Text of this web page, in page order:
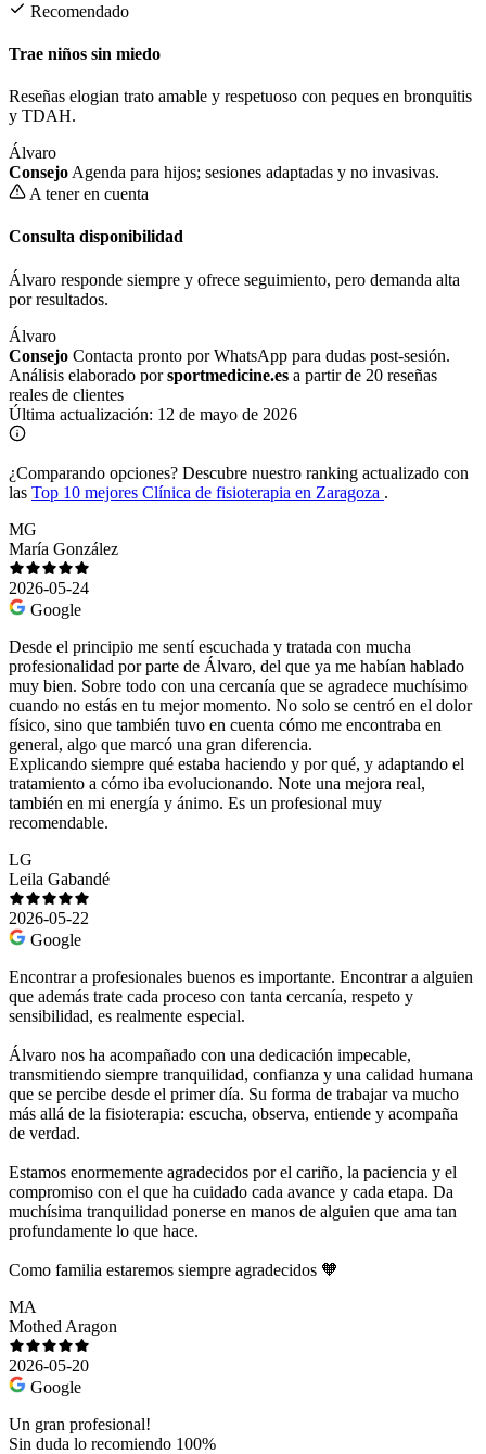
Recomendado
Trae niños sin miedo
Reseñas elogian trato amable y respetuoso con peques en bronquitis
y TDAH.
Álvaro
Consejo Agenda para hijos; sesiones adaptadas y no invasivas.
A tener en cuenta
Consulta disponibilidad
Álvaro responde siempre y ofrece seguimiento, pero demanda alta
por resultados.
Álvaro
Consejo Contacta pronto por WhatsApp para dudas post-sesión.
Análisis elaborado porsportmedicine.es a partir de 20 reseñas
reales de clientes
Última actualización: 12 de mayo de 2026
¿Comparando opciones? Descubre nuestro ranking actualizado con
las Top 10 mejores Clínica de fisioterapia en Zaragoza .
MG
María González
2026-05-24
Google
Desde el principio me sentí escuchada y tratada con mucha
profesionalidad por parte de Álvaro, del que ya me habían hablado
muy bien. Sobre todo con una cercanía que se agradece muchísimo
cuando no estás en tu mejor momento. No solo se centró en el dolor
físico, sino que también tuvo en cuenta cómo me encontraba en
general, algo que marcó una gran diferencia.
Explicando siempre qué estaba haciendo y por qué, y adaptando el
tratamiento a cómo iba evolucionando. Note una mejora real,
también en mi energía y ánimo. Es un profesional muy
recomendable.
LG
Leila Gabandé
2026-05-22
Google
Encontrar a profesionales buenos es importante. Encontrar a alguien
que además trate cada proceso con tanta cercanía, respeto y
sensibilidad, es realmente especial.
Álvaro nos ha acompañado con una dedicación impecable,
transmitiendo siempre tranquilidad, confianza y una calidad humana
que se percibe desde el primer día. Su forma de trabajar va mucho
más allá de la fisioterapia: escucha, observa, entiende y acompaña
de verdad.
Estamos enormemente agradecidos por el cariño, la paciencia y el
compromiso con el que ha cuidado cada avance y cada etapa. Da
muchísima tranquilidad ponerse en manos de alguien que ama tan
profundamente lo que hace.
Como familia estaremos siempre agradecidos 🧡
MA
Mothed Aragon
2026-05-20
Google
Un gran profesional!
Sin duda lo recomiendo 100%